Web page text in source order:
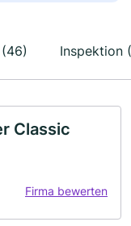
Inspektion
Classic
Firma bewerten